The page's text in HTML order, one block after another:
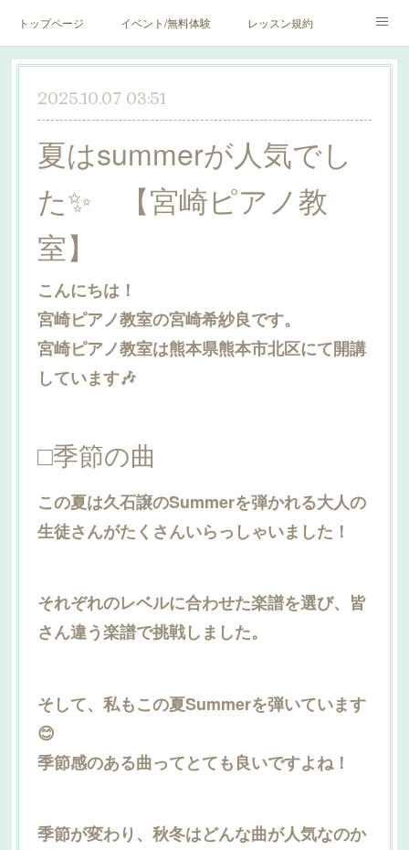
トップページ イベント/無料体験 レッスン規約
blog♪ SNS♪
2025.10.07 03:51
夏はsummerが人気でし
た✨ 【宮崎ピアノ教
室】
こんにちは！
宮崎ピアノ教室の宮崎希紗良です。
宮崎ピアノ教室は熊本県熊本市北区にて開講
しています🎶
□季節の曲
この夏は久石譲のSummerを弾かれる大人の
生徒さんがたくさんいらっしゃいました！
それぞれのレベルに合わせた楽譜を選び、皆
さん違う楽譜で挑戦しました。
そして、私もこの夏Summerを弾いています
😊
季節感のある曲ってとても良いですよね！
季節が変わり、秋冬はどんな曲が人気なのか